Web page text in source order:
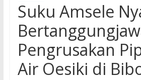
Suku Amsele
Pengrusakan
Air Oesiki di